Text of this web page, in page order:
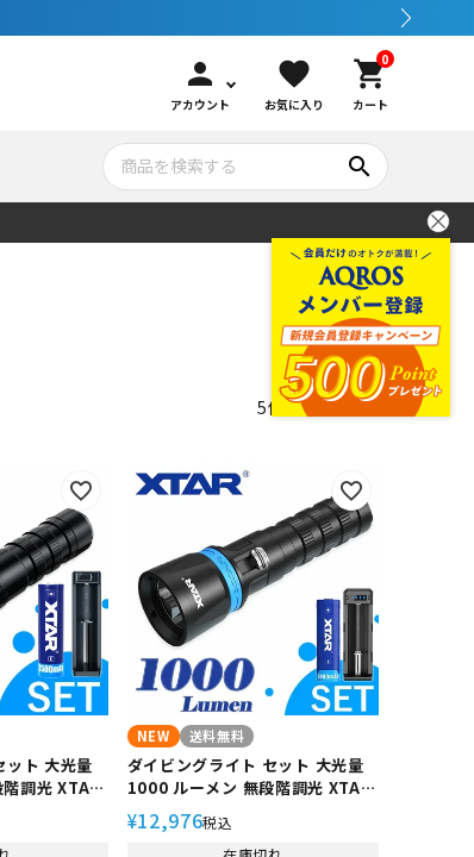
person
アカウント
favorite
お気に入り
0
shopping_cart
カート
メンテナンサービス・交換用パーツ
アウトドア
search
5件中1 -5件表示
ット 大光量
調光 XTAR
ト IPX8
シュライ
NEW 送料無料
ダイビングライト セット 大光量
1000 ルーメン 無段階調光 XTAR
エクスター DS1 水中ライト 防水
LEDライト フラッシュライト 耐
¥12,976税込